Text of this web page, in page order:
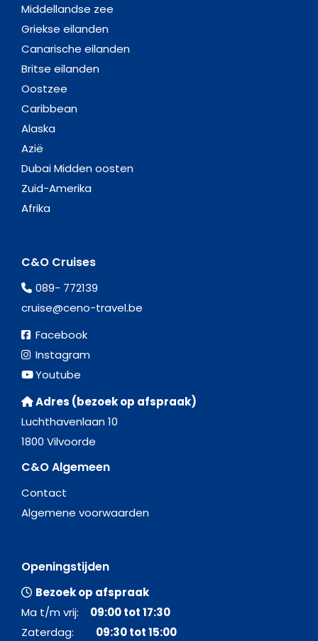
Middellandse zee
Griekse eilanden
Canarische eilanden
Britse eilanden
Oostzee
Caribbean
Alaska
Azië
Dubai Midden oosten
Zuid-Amerika
Afrika
C&O Cruises
089- 772139
cruise@ceno-travel.be
Facebook
Instagram
Youtube
Adres (bezoek op afspraak)
Luchthavenlaan 10
1800 Vilvoorde
C&O Algemeen
Contact
Algemene voorwaarden
Openingstijden
Bezoek op afspraak
Ma t/m vrij: 09:00 tot 17:30
Zaterdag: 09:30 tot 15:00